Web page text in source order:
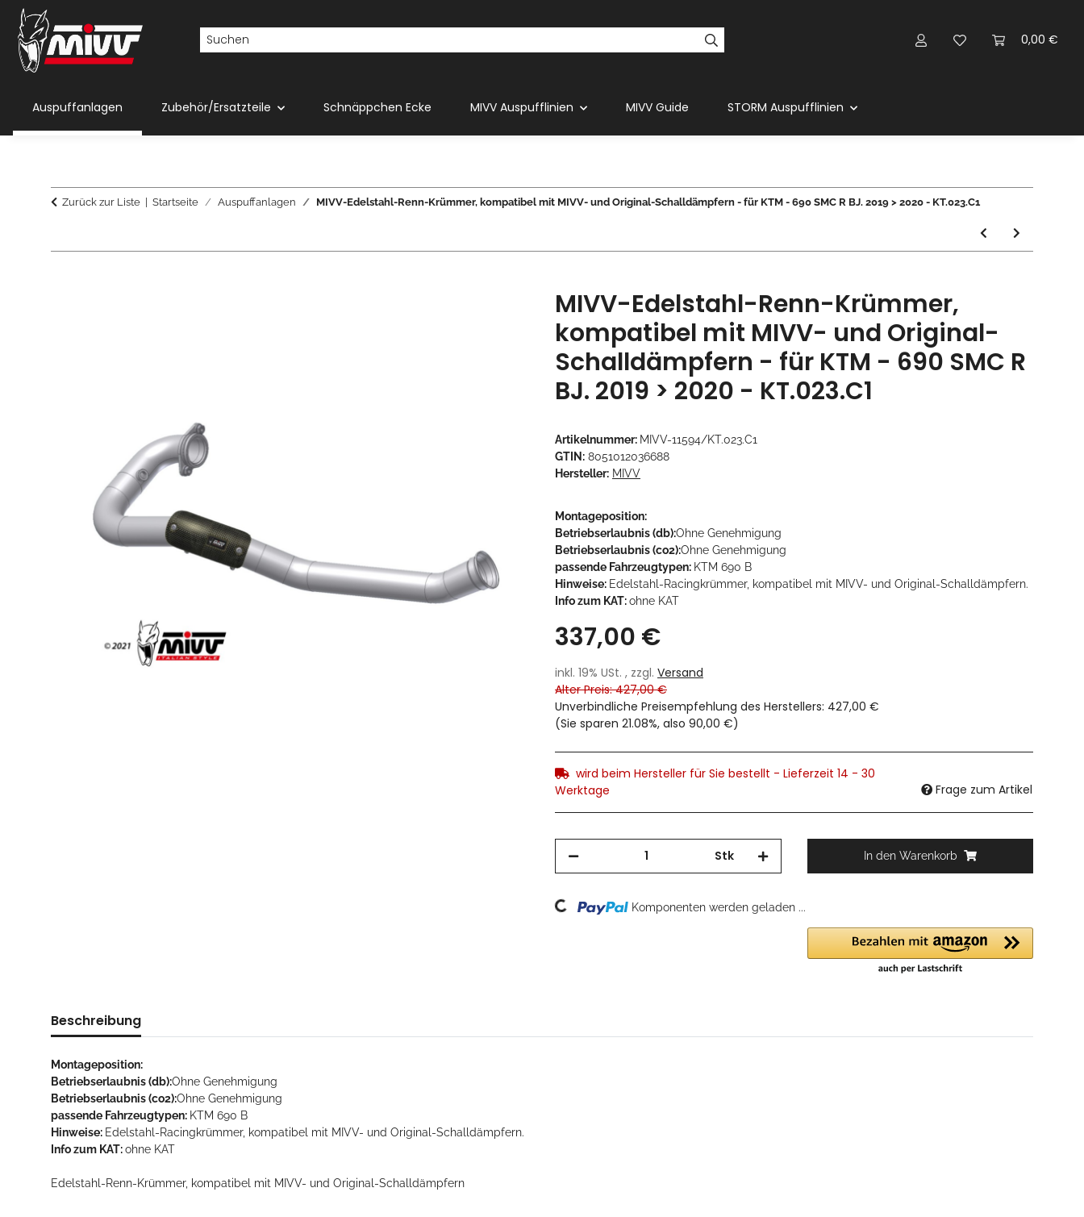
0,00 €
Auspuffanlagen Zubehör/Ersatzteile Schnäppchen Ecke MIVV Auspufflinien MIVV Guide STORM Auspufflinien
Zurück zur Liste Startseite Auspuffanlagen MIVV-Edelstahl-Renn-Krümmer, kompatibel mit MIVV- und Original-Schalldämpfern - für KTM - 690 SMC R BJ. 2019 > 2020 - KT.023.C1
MIVV-Edelstahl-Renn-Krümmer,
kompatibel mit MIVV- und Original-
Schalldämpfern - für KTM - 690 SMC R
BJ. 2019 > 2020 - KT.023.C1
Artikelnummer: MIVV-11594/KT.023.C1
GTIN: 8051012036688
Hersteller: MIVV
Montageposition:
Betriebserlaubnis (db):Ohne Genehmigung
Betriebserlaubnis (co2):Ohne Genehmigung
passende Fahrzeugtypen: KTM 690 B
Hinweise: Edelstahl-Racingkrümmer, kompatibel mit MIVV- und Original-Schalldämpfern.
Info zum KAT:ohne KAT
337,00 €
inkl. 19% USt. , zzgl. Versand
Alter Preis: 427,00 €
Unverbindliche Preisempfehlung des Herstellers: 427,00 €
(Sie sparen 21.08%, also 90,00 €)
wird beim Hersteller für Sie bestellt - Lieferzeit 14 - 30
Werktage
Frage zum Artikel
Stk In den Warenkorb
Loading... Komponenten werden geladen ...
Beschreibung
Montageposition:
Betriebserlaubnis (db):Ohne Genehmigung
Betriebserlaubnis (co2):Ohne Genehmigung
passende Fahrzeugtypen: KTM 690 B
Hinweise: Edelstahl-Racingkrümmer, kompatibel mit MIVV- und Original-Schalldämpfern.
Info zum KAT:ohne KAT
Edelstahl-Renn-Krümmer, kompatibel mit MIVV- und Original-Schalldämpfern